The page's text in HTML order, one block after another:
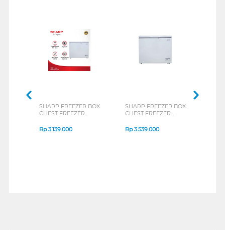
SHARP FREEZER BOX
CHEST FREEZER
Rp3.139.000
SHARP FREEZER BOX
CHEST FREEZER
Rp3.539.000